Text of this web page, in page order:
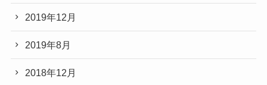
2019年12月
2019年8月
2018年12月